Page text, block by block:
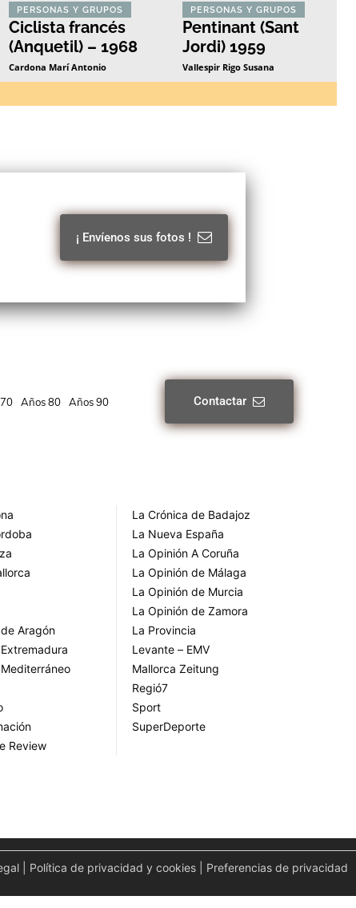
PERSONAS Y GRUPOS
Ciclista francés
(Anquetil) – 1968
Cardona Marí Antonio
PERSONAS Y GRUPOS
Pentinant (Sant
Jordi) 1959
Vallespir Rigo Susana
¡ Envíenos sus fotos !
Años 80 Años 90 Contactar
Aragón
Review
La Crónica de Badajoz
La Nueva España
La Opinión A Coruña
La Opinión de Málaga
La Opinión de Murcia
La Opinión de Zamora
La Provincia
Levante – EMV
Mallorca Zeitung
Regió7
Sport
SuperDeporte
Política de privacidad y cookies Preferencias de privacidad